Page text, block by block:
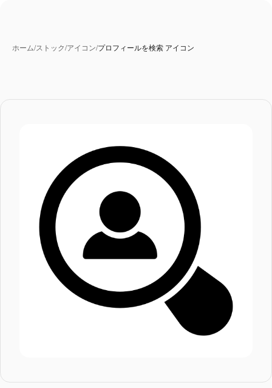
ホーム/ストック/アイコン/プロフィールを検索 アイコン